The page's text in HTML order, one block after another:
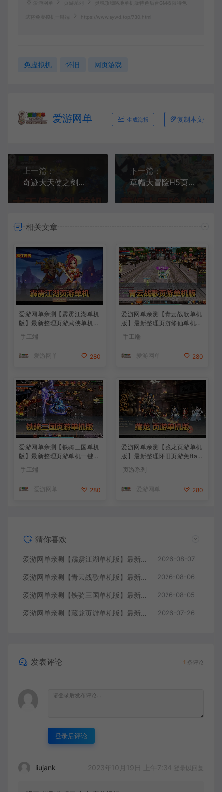
爱游网单 页游系列 灵魂攻城略地单机版特色后台GM权限特色
武将免虚拟机一键端 https://www.aywd.top/730.html
免虚拟机 怀旧 网页游戏
爱游网单 生成海报 复制本文链接
上一篇：
奇迹大天使之剑单机免稀有页游虚拟机一键端GM工具视频教程
下一篇：
草帽大冒险H5页游免虚拟机一键端GM后台可刷全物品元宝回合制抽卡游戏
相关文章
爱游网单亲测【霹雳江湖单机
版】最新整理页游武侠单机一
户端 GM后台 通用视频教学
手工端
爱游网单 280
爱游网单亲测【青云战歌单机
版】最新整理页游修仙单机一
户端 GM后台 通用视频教学
手工端
爱游网单 280
爱游网单亲测【铁骑三国单机
版】最新整理页游单机一键端
Win系单机服务端PC客户端
GM后台 通用视频教学+手工
手工端
爱游网单 280
爱游网单亲测【藏龙页游单机
版】最新整理怀旧页游免flas
h 带GM充值物品GM工具 解
压一键启动 视频安装教学
页游系列
爱游网单 280
猜你喜欢
爱游网单亲测【霹雳江湖单机版】最新整理页游武侠单机一键端Win系单机服务端PC客户端 GM后台 通用视频教学+手工端文本教学 2026-08-07
爱游网单亲测【青云战歌单机版】最新整理页游修仙单机一键端Win系单机服务端PC客户端 GM后台 通用视频教学+手工端文本教学 2026-08-06
爱游网单亲测【铁骑三国单机版】最新整理页游单机一键端Win系单机服务端PC客户端 GM后台 通用视频教学+手工端文本教学 2026-08-05
爱游网单亲测【藏龙页游单机版】最新整理怀旧页游免flash 带GM充值物品GM工具 解压一键启动 视频安装教学 2026-07-26
发表评论 1 条评论
登录后评论
liujank 2023年10月19日 上午7:34